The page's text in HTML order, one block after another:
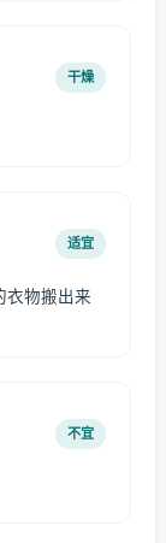
干燥
适宜
衣物搬出来
不宜